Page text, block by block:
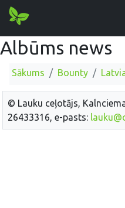
Albūms news
Sākums Bounty
© Lauku ceļotājs,
26433316, e-pasts: